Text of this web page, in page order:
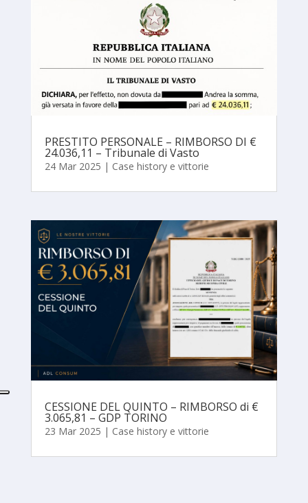
PRESTITO PERSONALE – RIMBORSO DI €
24.036,11 – Tribunale di Vasto
24 Mar 2025 | Case history e vittorie
CESSIONE DEL QUINTO – RIMBORSO di €
3.065,81 – GDP TORINO
23 Mar 2025 | Case history e vittorie